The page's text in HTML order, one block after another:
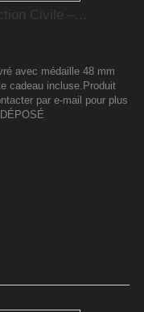
Civile –...
avec médaille 48 mm
cadeau incluse.Produit
par e-mail pour plus